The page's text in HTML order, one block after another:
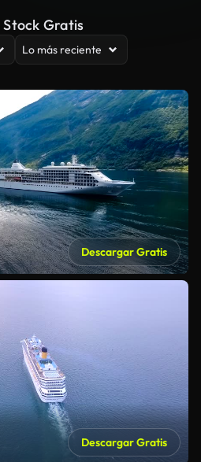
Gratis
Lo más reciente
Descargar Gratis
Descargar Gratis